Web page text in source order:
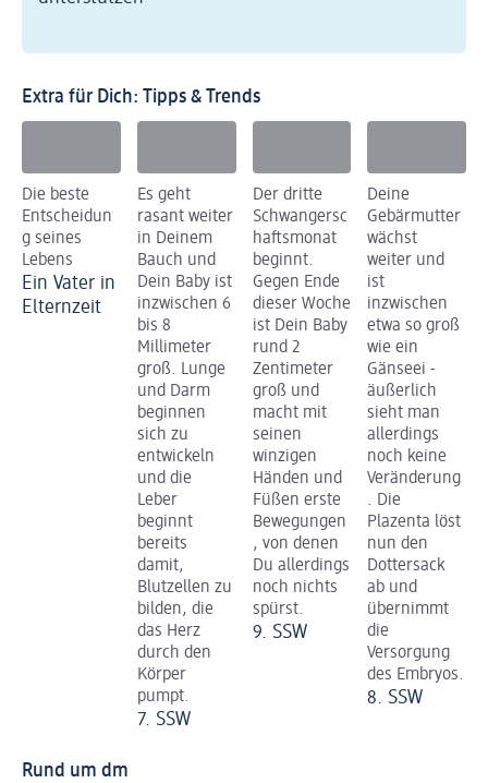
Extra für Dich: Tipps & Trends
Die beste
Entscheidun
g seines
Lebens
Ein Vater in
Elternzeit
Es geht
rasant weiter
in Deinem
Bauch und
Dein Baby ist
inzwischen 6
bis 8
Millimeter
groß. Lunge
und Darm
beginnen
sich zu
entwickeln
und die
Leber
beginnt
bereits
damit,
Blutzellen zu
bilden, die
das Herz
durch den
Körper
pumpt.
7. SSW
Der dritte
Schwangersc
haftsmonat
beginnt.
Gegen Ende
dieser Woche
ist Dein Baby
rund 2
Zentimeter
groß und
macht mit
seinen
winzigen
Händen und
Füßen erste
Bewegungen
, von denen
Du allerdings
noch nichts
spürst.
9. SSW
Deine
Gebärmutter
wächst
weiter und
ist
inzwischen
etwa so groß
wie ein
Gänseei -
äußerlich
sieht man
allerdings
noch keine
Veränderung
. Die
Plazenta löst
nun den
Dottersack
ab und
übernimmt
die
Versorgung
des Embryos.
8. SSW
Rund um dm